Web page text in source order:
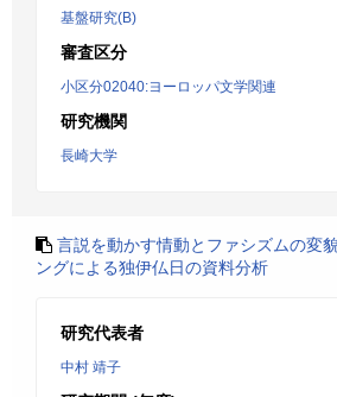
基盤研究(B)
審査区分
小区分02040:ヨーロッパ文学関連
研究機関
長崎大学
言説を動かす情動とファシズムの変
ングによる独伊仏日の資料分析
研究代表者
中村 靖子